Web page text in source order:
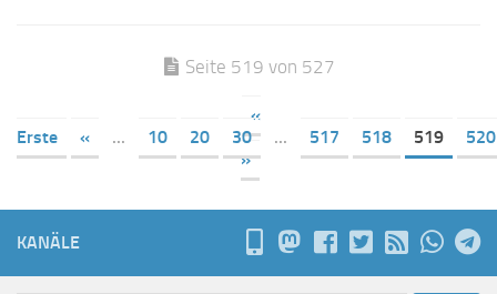
Seite 519 von 527
«
Erste
« ... 10 20 30 ... 517 518 519
520
»
KANÄLE